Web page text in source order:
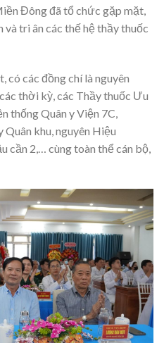
Đông đã tổ chức gặp mặt,
tri ân các thế hệ thầy thuốc
các đồng chí là nguyên
thời kỳ, các Thầy thuốc Ưu
thống Quân y Viện 7C,
khu, nguyên Hiệu
2,… cùng toàn thể cán bộ,